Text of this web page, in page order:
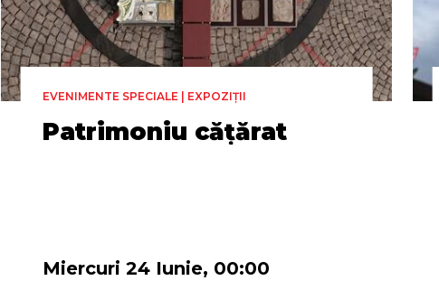
EVENIMENTE SPECIALE | EXPOZIȚII
Patrimoniu cățărat
Miercuri 24 Iunie, 00:00